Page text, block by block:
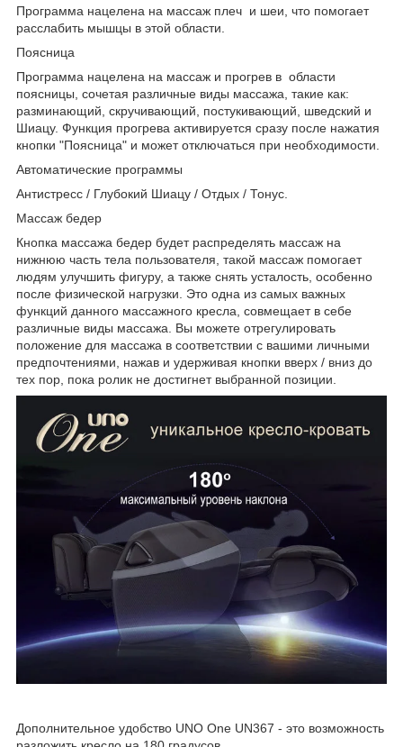
Программа нацелена на массаж плеч и шеи, что помогает
расслабить мышцы в этой области.
Поясница
Программа нацелена на массаж и прогрев в области
поясницы, сочетая различные виды массажа, такие как:
разминающий, скручивающий, постукивающий, шведский и
Шиацу. Функция прогрева активируется сразу после нажатия
кнопки "Поясница" и может отключаться при необходимости.
Автоматические программы
Антистресс / Глубокий Шиацу / Отдых / Тонус.
Массаж бедер
Кнопка массажа бедер будет распределять массаж на
нижнюю часть тела пользователя, такой массаж помогает
людям улучшить фигуру, а также снять усталость, особенно
после физической нагрузки. Это одна из самых важных
функций данного массажного кресла, совмещает в себе
различные виды массажа. Вы можете отрегулировать
положение для массажа в соответствии с вашими личными
предпочтениями, нажав и удерживая кнопки вверх / вниз до
тех пор, пока ролик не достигнет выбранной позиции.
Дополнительное удобство UNO One UN367 - это возможность